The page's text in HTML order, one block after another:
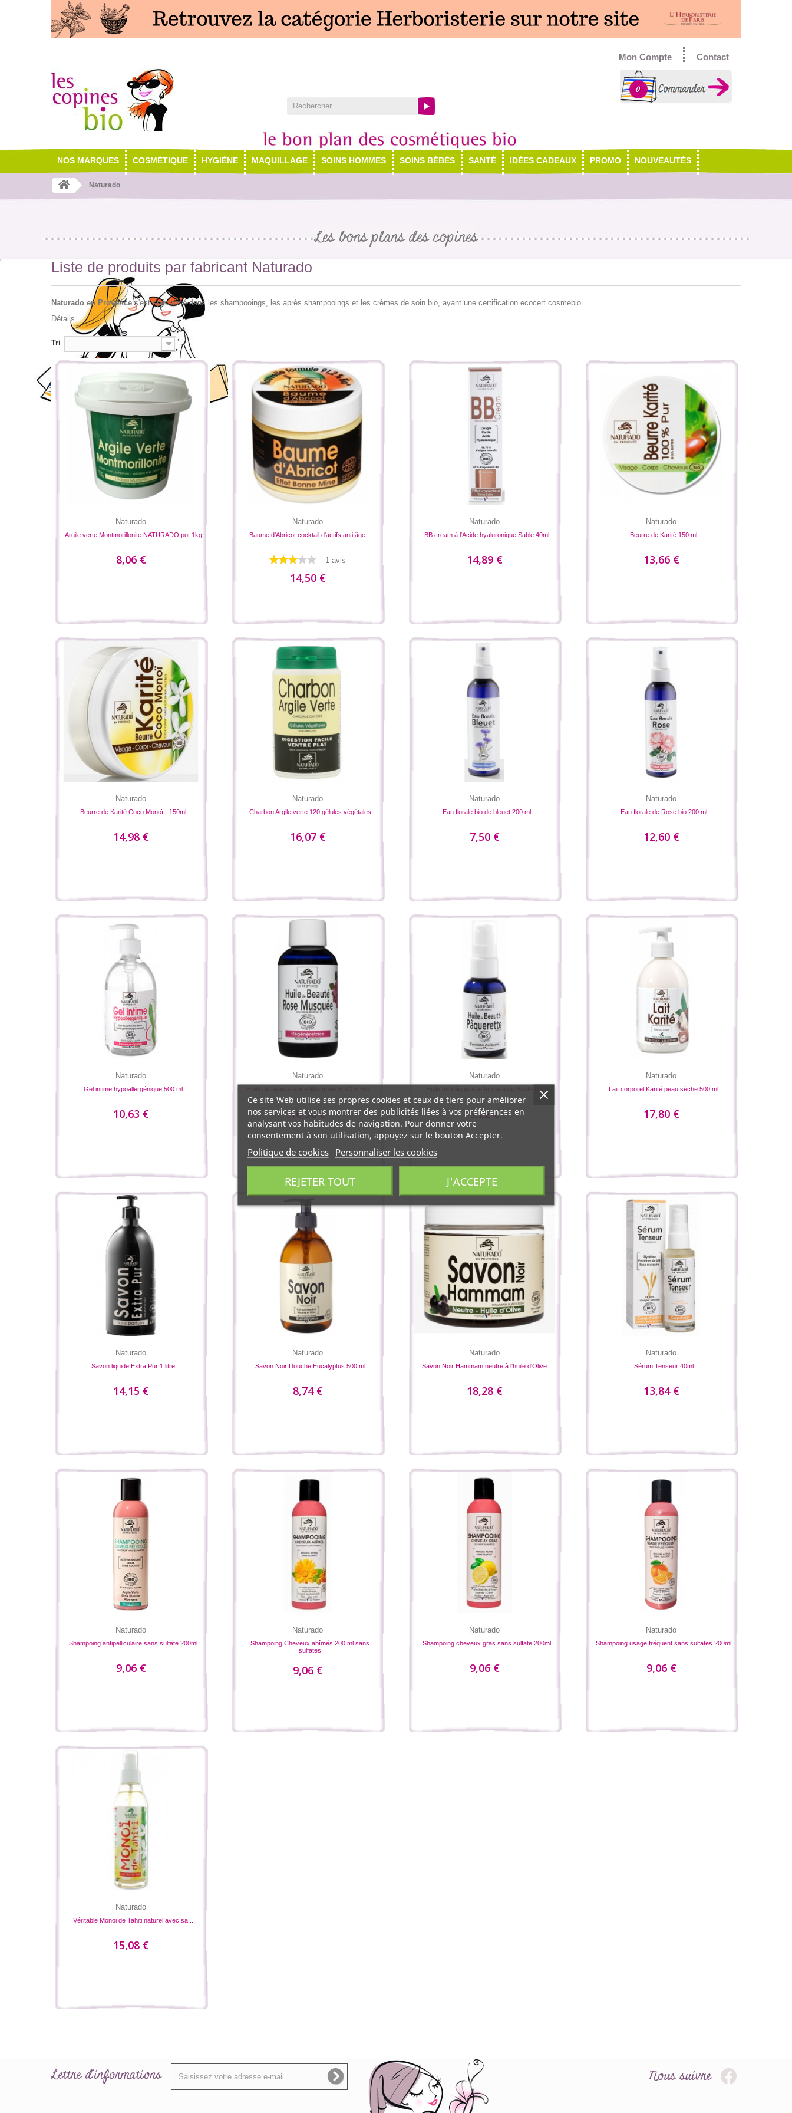
Contact
Mon Compte
0
NOS MARQUES COSMÉTIQUE HYGIÈNE MAQUILLAGE SOINS HOMMES SOINS BÉBÉS SANTÉ IDÉES CADEAUX PROMO NOUVEAUTÉS
Naturado
Les bons plans des copines
Liste de produits par fabricant Naturado
Naturado en Provences'est spécialisé dans les shampooings, les après shampooings et les crèmes de soin bio, ayant une certification ecocert cosmebio.
Détails
Tri --
Naturado
Argile verte Montmorillonite NATURADO pot 1kg
8,06 €
Naturado
Baume d'Abricot cocktail d'actifs anti âge...
1 avis
14,50 €
Naturado
BB cream à l'Acide hyaluronique Sable 40ml
14,89 €
Naturado
Beurre de Karité 150 ml
13,66 €
Naturado
Beurre de Karité Coco Monoï - 150ml
14,98 €
Naturado
Charbon Argile verte 120 gélules végétales
16,07 €
Naturado
Eau florale bio de bleuet 200 ml
7,50 €
Naturado
Eau florale de Rose bio 200 ml
12,60 €
Naturado
Gel intime hypoallergénique 500 ml
10,63 €
Naturado
Huile de beauté Rose Musquée du Chili Bio...
16,56 €
Naturado
Huile de Pâquerette fermeté du Buste 50ml
9,22 €
Naturado
Lait corporel Karité peau sèche 500 ml
17,80 €
Naturado
Savon liquide Extra Pur 1 litre
14,15 €
Naturado
Savon Noir Douche Eucalyptus 500 ml
8,74 €
Naturado
Savon Noir Hammam neutre à l'huile d'Olive...
18,28 €
Naturado
Sérum Tenseur 40ml
13,84 €
Naturado
Shampoing antipelliculaire sans sulfate 200ml
9,06 €
Naturado
Shampoing Cheveux abîmés 200 ml sans
sulfates
9,06 €
Naturado
Shampoing cheveux gras sans sulfate 200ml
9,06 €
Naturado
Shampoing usage fréquent sans sulfates 200ml
9,06 €
Naturado
Véritable Monoi de Tahiti naturel avec sa...
15,08 €
Ce site Web utilise ses propres cookies et ceux de tiers pour améliorer
nos services et vous montrer des publicités liées à vos préférences en
analysant vos habitudes de navigation. Pour donner votre
consentement à son utilisation, appuyez sur le bouton Accepter.
Politique de cookies Personnaliser les cookies
REJETER TOUT J'ACCEPTE
Lettre d'informations Nous suivre